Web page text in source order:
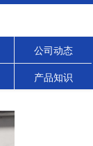
公司动态
产品知识